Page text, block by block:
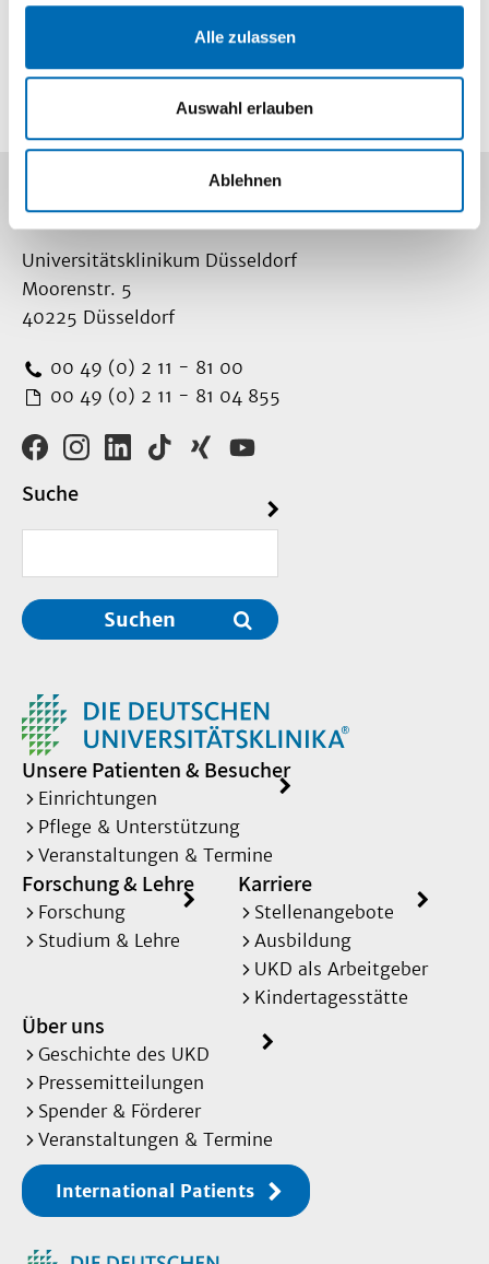
Alle zulassen
Auswahl erlauben
Ablehnen
Lageplan
So finden Sie
uns
Kontakt
Universitätsklinikum Düsseldorf
Moorenstr. 5
40225 Düsseldorf
00 49 (0) 2 11 - 81 00
00 49 (0) 2 11 - 81 04 855
Suche
Suchen
Unsere Patienten & Besucher
Einrichtungen
Pflege & Unterstützung
Veranstaltungen & Termine
Forschung & Lehre
Forschung
Studium & Lehre
Karriere
Stellenangebote
Ausbildung
UKD als Arbeitgeber
Kindertagesstätte
Über uns
Geschichte des UKD
Pressemitteilungen
Spender & Förderer
Veranstaltungen & Termine
International Patients